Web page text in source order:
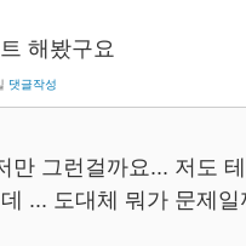
해봤구요
댓글작성
만 그런걸까요... 저도
... 도대체 뭐가 문제